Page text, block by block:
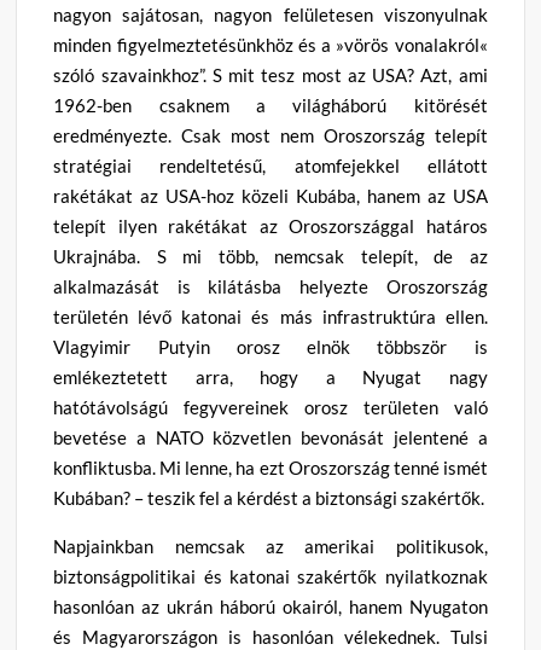
nagyon sajátosan, nagyon felületesen viszonyulnak
minden figyelmeztetésünkhöz és a »vörös vonalakról«
szóló szavainkhoz”. S mit tesz most az USA? Azt, ami
1962-ben csaknem a világháború kitörését
eredményezte. Csak most nem Oroszország telepít
stratégiai rendeltetésű, atomfejekkel ellátott
rakétákat az USA-hoz közeli Kubába, hanem az USA
telepít ilyen rakétákat az Oroszországgal határos
Ukrajnába. S mi több, nemcsak telepít, de az
alkalmazását is kilátásba helyezte Oroszország
területén lévő katonai és más infrastruktúra ellen.
Vlagyimir Putyin orosz elnök többször is
emlékeztetett arra, hogy a Nyugat nagy
hatótávolságú fegyvereinek orosz területen való
bevetése a NATO közvetlen bevonását jelentené a
konfliktusba. Mi lenne, ha ezt Oroszország tenné ismét
Kubában? – teszik fel a kérdést a biztonsági szakértők.
Napjainkban nemcsak az amerikai politikusok,
biztonságpolitikai és katonai szakértők nyilatkoznak
hasonlóan az ukrán háború okairól, hanem Nyugaton
és Magyarországon is hasonlóan vélekednek. Tulsi